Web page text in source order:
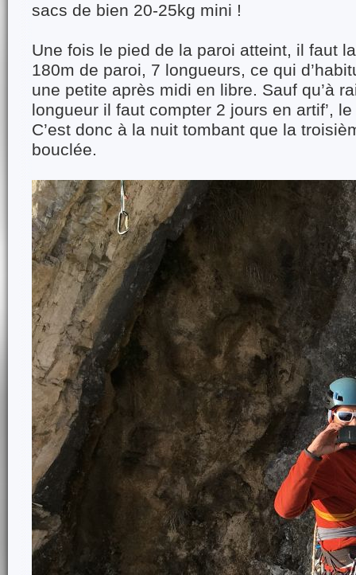
sacs de bien 20-25kg mini !
Une fois le pied de la paroi atteint, il faut
180m de paroi, 7 longueurs, ce qui
une petite après midi en libre. Sauf qu’à
longueur il faut compter 2 jours en artif’,
C’est donc à la nuit tombant que la
bouclée.